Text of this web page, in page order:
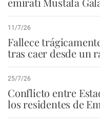
11/7/26
Fallece
tras caer desde un
25/7/26
Conflicto entre
los residentes de